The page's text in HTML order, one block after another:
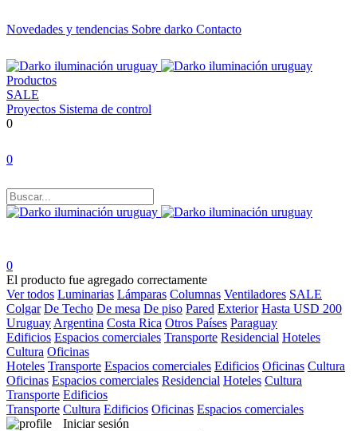
Novedades y tendencias Sobre darko Contacto
Productos
SALE
Proyectos Sistema de control
0
0
0
El producto fue agregado correctamente
Ver todos Luminarias Lámparas Columnas Ventiladores SALE
Colgar De Techo De mesa De piso Pared Exterior Hasta USD 200
Uruguay Argentina Costa Rica Otros Países Paraguay
Edificios Espacios comerciales Transporte Residencial Hoteles
Cultura Oficinas
Hoteles Transporte Espacios comerciales Edificios Oficinas Cultura
Oficinas Espacios comerciales Residencial Hoteles Cultura
Transporte Edificios
Transporte Cultura Edificios Oficinas Espacios comerciales
Iniciar sesión